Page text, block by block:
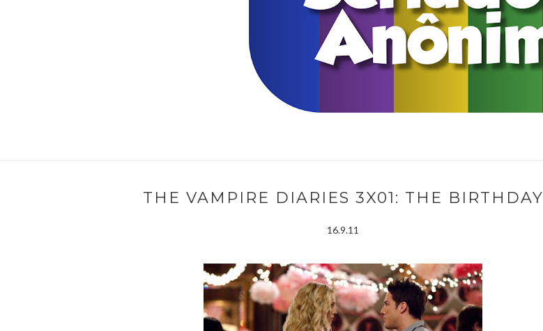
THE VAMPIRE DIARIES 3X01: THE BIRTHDAY
16.9.11